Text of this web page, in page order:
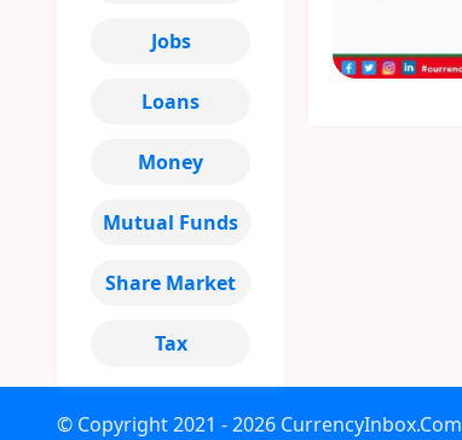
Jobs
Loans
Money
Mutual Funds
Share Market
Tax
© Copyright2021 - 2026 CurrencyInbox.Com